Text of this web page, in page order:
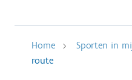
Home Sporten in
route